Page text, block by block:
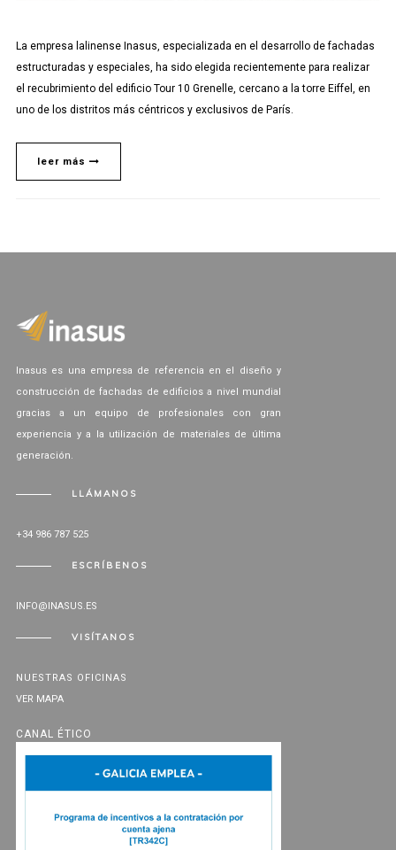
La empresa lalinense Inasus, especializada en el desarrollo de fachadas
estructuradas y especiales, ha sido elegida recientemente para realizar
el recubrimiento del edificio Tour 10 Grenelle, cercano a la torre Eiffel, en
uno de los distritos más céntricos y exclusivos de París.
leer más
Inasus es una empresa de referencia en el diseño y
construcción de fachadas de edificios a nivel mundial
gracias a un equipo de profesionales con gran
experiencia y a la utilización de materiales de última
generación.
LLÁMANOS
+34 986 787 525
ESCRÍBENOS
INFO@INASUS.ES
VISÍTANOS
NUESTRAS OFICINAS
VER MAPA
CANAL ÉTICO